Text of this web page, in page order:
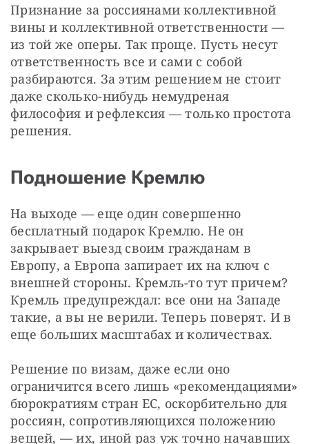
Признание за россиянами коллективной
вины и коллективной ответственности —
из той же оперы. Так проще. Пусть несут
ответственность все и сами с собой
разбираются. За этим решением не стоит
даже сколько-нибудь немудреная
философия и рефлексия — только простота
решения.
Подношение Кремлю
На выходе — еще один совершенно
бесплатный подарок Кремлю. Не он
закрывает выезд своим гражданам в
Европу, а Европа запирает их на ключ с
внешней стороны. Кремль-то тут причем?
Кремль предупреждал: все они на Западе
такие, а вы не верили. Теперь поверят. И в
еще больших масштабах и количествах.
Решение по визам, даже если оно
ограничится всего лишь «рекомендациями»
бюрократиям стран ЕС, оскорбительно для
россиян, сопротивляющихся положению
вещей, — их, иной раз уж точно начавших